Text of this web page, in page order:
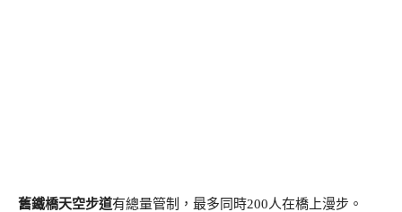
舊鐵橋天空步道有總量管制，最多同時200人在橋上漫步。